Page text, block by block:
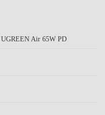
Air 65W PD